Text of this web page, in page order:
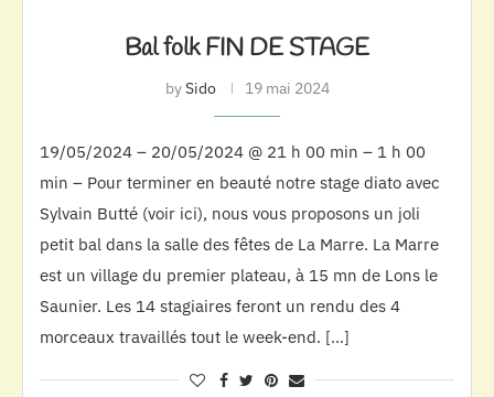
Bal folk FIN DE STAGE
bySido 19 mai 2024
19/05/2024 – 20/05/2024 @ 21 h 00 min – 1 h 00
min – Pour terminer en beauté notre stage diato avec
Sylvain Butté (voir ici), nous vous proposons un joli
petit bal dans la salle des fêtes de La Marre. La Marre
est un village du premier plateau, à 15 mn de Lons le
Saunier. Les 14 stagiaires feront un rendu des 4
morceaux travaillés tout le week-end. […]